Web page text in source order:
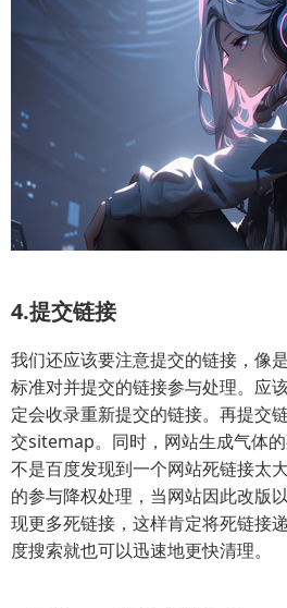
4.提交链接
我们还应该要注意提交的链接，像
标准对并提交的链接参与处理。应
定会收录重新提交的链接。再提交
交sitemap。同时，网站生成气体
不是百度发现到一个网站死链接太
的参与降权处理，当网站因此改版
现更多死链接，这样肯定将死链接
度搜索就也可以迅速地更快清理。